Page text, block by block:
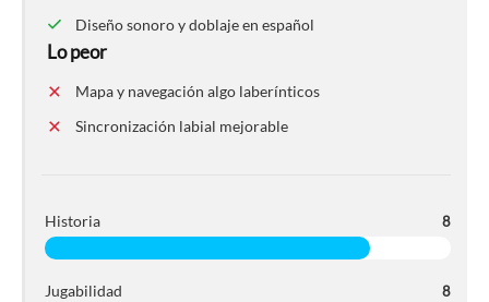
Diseño sonoro y doblaje en español
Lo peor
Mapa y navegación algo laberínticos
Sincronización labial mejorable
Historia 8
Jugabilidad 8